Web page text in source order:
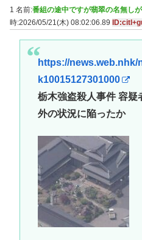
1 名前:番組の途中ですが翡翠の名無し
時:2026/05/21(木) 08:02:06.89
https://news.web.nhk/
k10015127301000
栃木強盗殺人事件 容疑
外の状況に陥ったか